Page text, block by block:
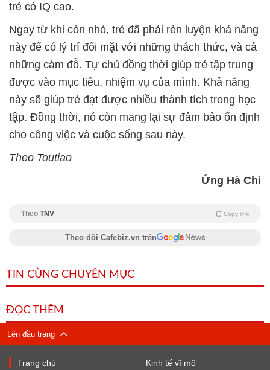
trẻ có IQ cao.
Ngay từ khi còn nhỏ, trẻ đã phải rèn luyện khả năng
này để có lý trí đối mặt với những thách thức, và cả
những cám đỗ. Tự chủ đồng thời giúp trẻ tập trung
được vào mục tiêu, nhiệm vụ của mình. Khả năng
này sẽ giúp trẻ đạt được nhiều thành tích trong học
tập. Đồng thời, nó còn mang lại sự đảm bảo ổn định
cho công việc và cuộc sống sau này.
Theo Toutiao
Ứng Hà Chi
Theo TNV Copy link
Theo dõi Cafebiz.vn trên
TIN CÙNG CHUYÊN MỤC
ĐỌC THÊM
Lên đầu trang
Trang chủ Kinh tế vĩ mô